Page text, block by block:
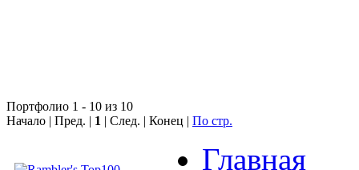
Портфолио 1 - 10 из 10
Начало | Пред. | 1 | След. | Конец | По стр.
Главная